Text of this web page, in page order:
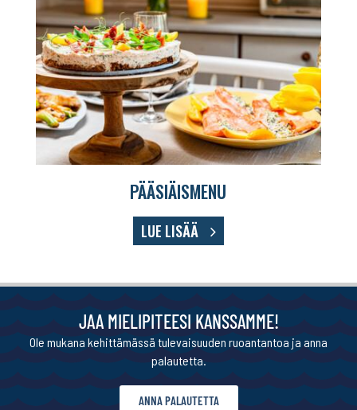
PÄÄSIÄISMENU
LUE LISÄÄ
JAA MIELIPITEESI KANSSAMME!
Ole mukana kehittämässä tulevaisuuden ruoantantoa ja anna
palautetta.
ANNA PALAUTETTA